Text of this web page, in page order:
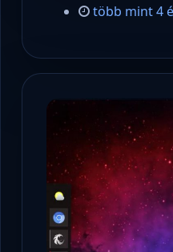
több mint 4